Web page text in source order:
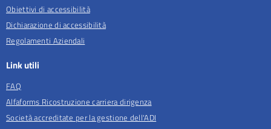
Obiettivi di accessibilità
Dichiarazione di accessibilità
Regolamenti Aziendali
Link utili
FAQ
Alfaforms Ricostruzione carriera dirigenza
Società accreditate per la gestione dell'ADI